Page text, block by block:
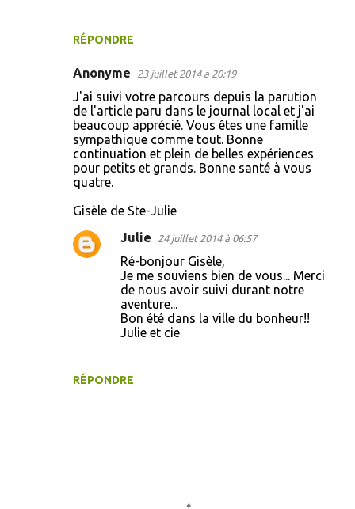
RÉPONDRE
Anonyme 23 juillet 2014 à 20:19
J'ai suivi votre parcours depuis la parution
de l'article paru dans le journal local et j'ai
beaucoup apprécié. Vous êtes une famille
sympathique comme tout. Bonne
continuation et plein de belles expériences
pour petits et grands. Bonne santé à vous
quatre.
Gisèle de Ste-Julie
RÉPONDRE
Julie 24 juillet 2014 à 06:57
Ré-bonjour Gisèle,
Je me souviens bien de vous... Merci
de nous avoir suivi durant notre
aventure...
Bon été dans la ville du bonheur!!
Julie et cie